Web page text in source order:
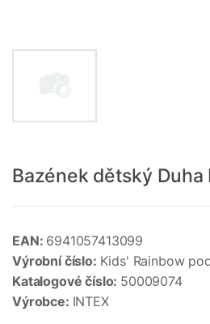
Bazének dětský Duha
EAN: 6941057413099
Výrobní číslo: Kids' Rainbow
Katalogové číslo: 50009074
Výrobce: INTEX